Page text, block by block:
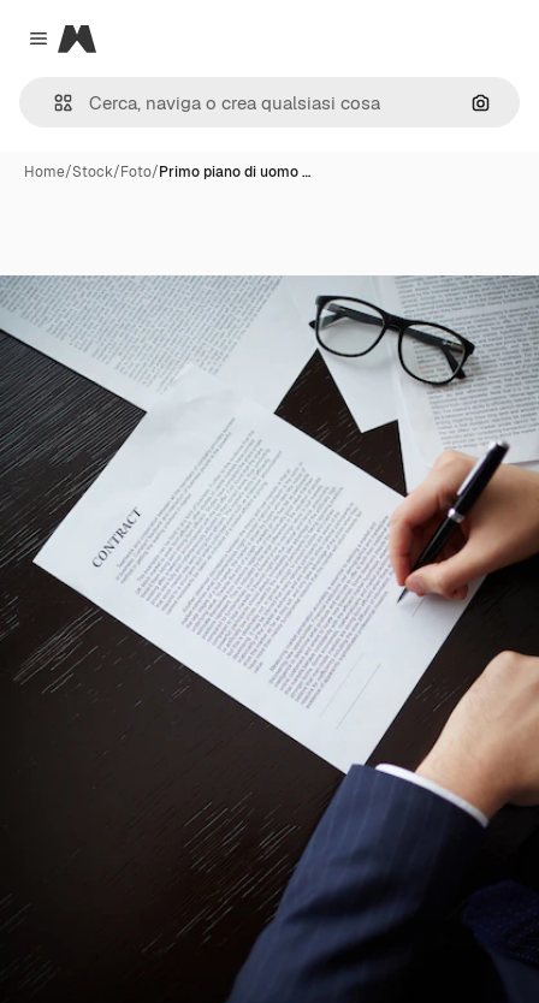
Close menu
Magnific
Cerca
Home/Stock/Foto/Primo piano di uomo …